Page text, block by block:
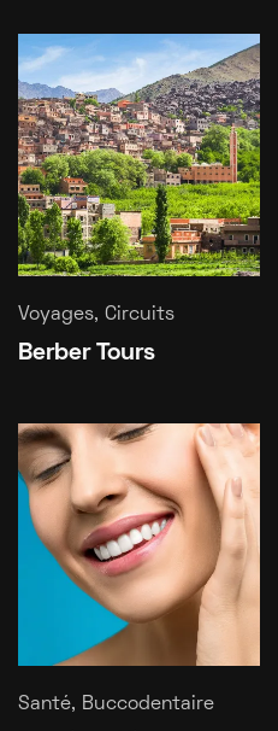
Voyages, Circuits
Berber Tours
Santé, Buccodentaire